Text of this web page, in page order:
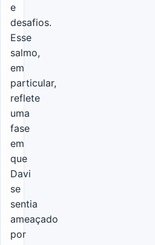
e
desafios.
Esse
salmo,
em
particular,
reflete
uma
fase
em
que
Davi
se
sentia
ameaçado
por